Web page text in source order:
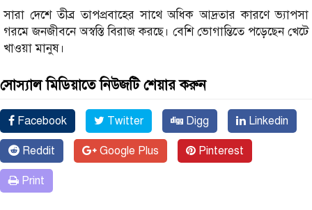
সারা দেশে তীব্র তাপপ্রবাহের সাথে অধিক আদ্রতার কারণে ভ্যাপসা
গরমে জনজীবনে অস্বস্তি বিরাজ করছে। বেশি ভোগান্তিতে পড়েছেন খেটে
খাওয়া মানুষ।
সোস্যাল মিডিয়াতে নিউজটি শেয়ার করুন
Facebook Twitter Digg Linkedin
Reddit Google Plus Pinterest
Print